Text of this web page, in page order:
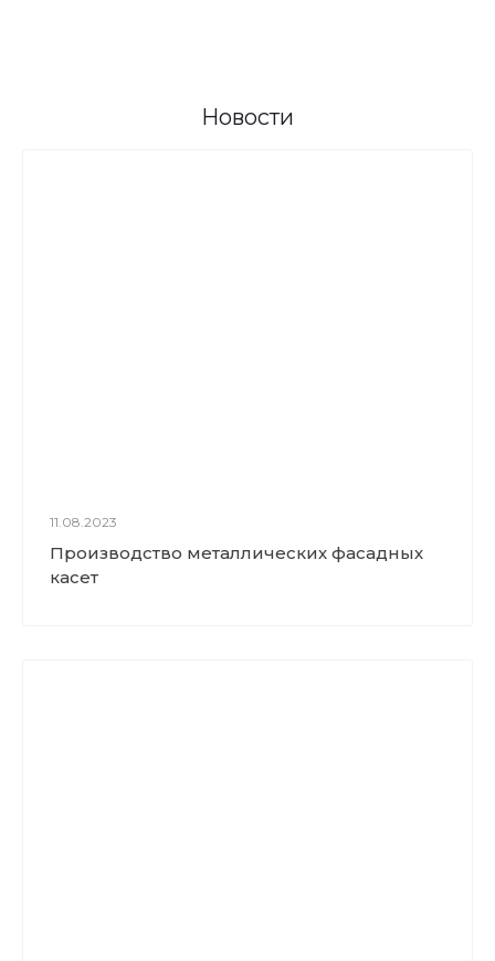
Новости
11.08.2023
Производство металлических фасадных
касет